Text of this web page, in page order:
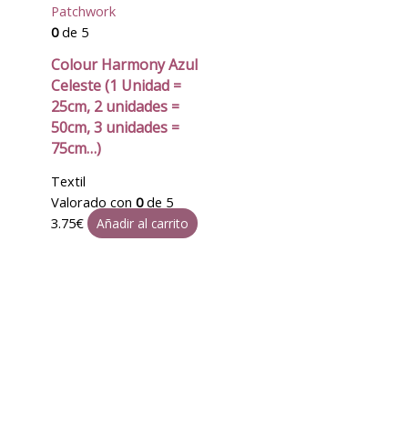
Patchwork
0de 5
Colour Harmony Azul
Celeste (1 Unidad =
25cm, 2 unidades =
50cm, 3 unidades =
75cm…)
Textil
Valorado con 0de 5
3.75€ Añadir al carrito